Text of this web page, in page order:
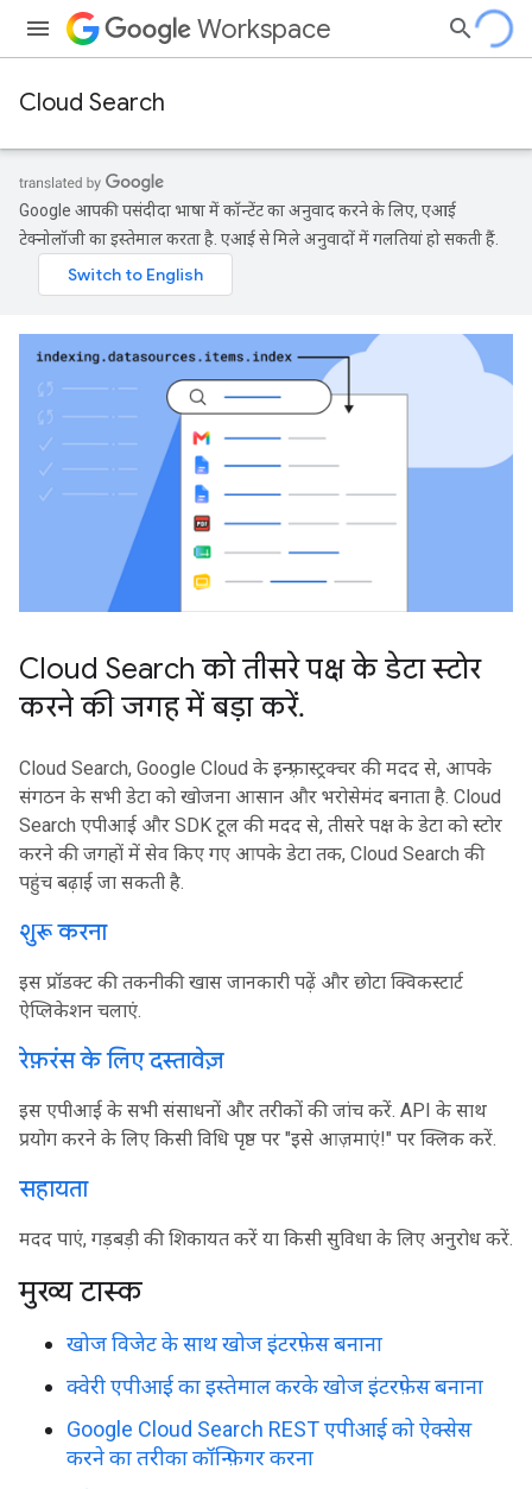
Workspace
Cloud Search
Google आपकी पसंदीदा भाषा में कॉन्टेंट का अनुवाद करने के लिए, एआई
टेक्नोलॉजी का इस्तेमाल करता है. एआई से मिले अनुवादों में गलतियां हो सकती हैं.
Cloud Search को तीसरे पक्ष के डेटा स्टोर
करने की जगह में बड़ा करें.
Cloud Search, Google Cloud के इन्फ़्रास्ट्रक्चर की मदद से, आपके
संगठन के सभी डेटा को खोजना आसान और भरोसेमंद बनाता है. Cloud
Search एपीआई और SDK टूल की मदद से, तीसरे पक्ष के डेटा को स्टोर
करने की जगहों में सेव किए गए आपके डेटा तक, Cloud Search की
पहुंच बढ़ाई जा सकती है.
शुरू करना
इस प्रॉडक्ट की तकनीकी खास जानकारी पढ़ें और छोटा क्विकस्टार्ट
ऐप्लिकेशन चलाएं.
रेफ़रंस के लिए दस्तावेज़
इस एपीआई के सभी संसाधनों और तरीकों की जांच करें. API के साथ
प्रयोग करने के लिए किसी विधि पृष्ठ पर "इसे आज़माएं!" पर क्लिक करें.
सहायता
मदद पाएं, गड़बड़ी की शिकायत करें या किसी सुविधा के लिए अनुरोध करें.
मुख्य टास्क
खोज विजेट के साथ खोज इंटरफ़ेस बनाना
क्वेरी एपीआई का इस्तेमाल करके खोज इंटरफ़ेस बनाना
Google Cloud Search REST एपीआई को ऐक्सेस
करने का तरीका कॉन्फ़िगर करना